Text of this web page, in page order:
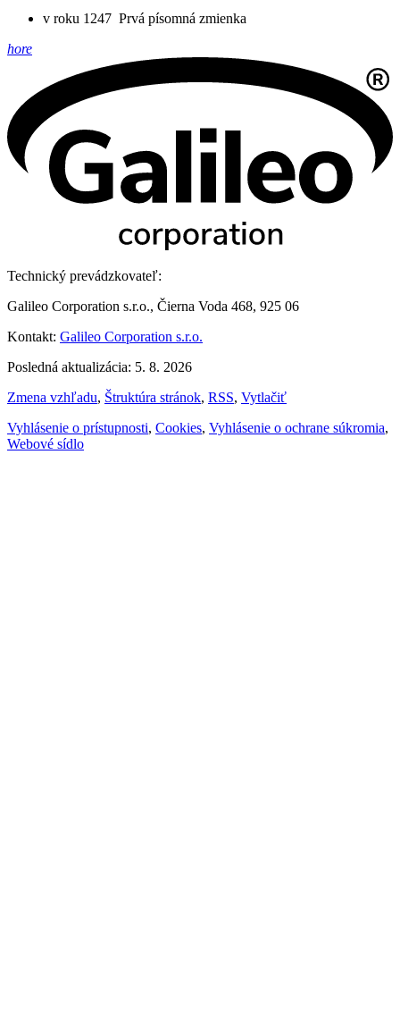
v roku 1247 Prvá písomná zmienka
hore
Technický prevádzkovateľ:
Galileo Corporation s.r.o., Čierna Voda 468, 925 06
Kontakt: Galileo Corporation s.r.o.
Posledná aktualizácia: 5. 8. 2026
Zmena vzhľadu, Štruktúra stránok, RSS, Vytlačiť
Vyhlásenie o prístupnosti, Cookies, Vyhlásenie o ochrane súkromia,
Webové sídlo